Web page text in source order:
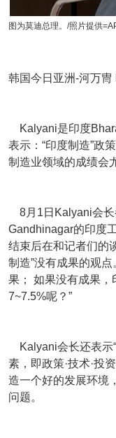
图为莫迪总理。/照片提供
韩国今日亚洲-河万冑
Kalyani是印度
表示：“印度制造”政
制造业领域的成绩会
8月1日Kalyani会长
Gandhinagar的印度
结束后在和记者们的
制造”没有成果的观
果； 如果没有成果，
7~7.5%呢？”
Kalyani会长还表示
素，即政策·技术·投
造一个好的发展环境
问题。